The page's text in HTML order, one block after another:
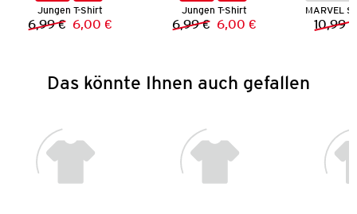
Jungen T-Shirt
Vorheriger Preis:
6,99 € Neuer Preis:
6,00 €
Jungen T-Shirt
Vorheriger Preis:
6,99 € Neuer Preis:
6,00 € 10,99 €
Das könnte Ihnen auch gefallen